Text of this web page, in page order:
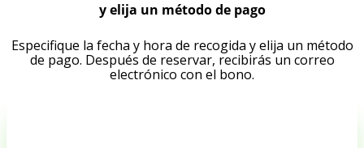
y elija un método de pago
Especifique la fecha y hora de recogida y elija un método
de pago. Después de reservar, recibirás un correo
electrónico con el bono.